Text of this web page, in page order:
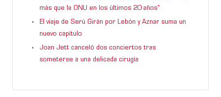
más que la ONU en los últimos 20 años”
El viaje de Serú Girán por Lebón y Aznar suma un
nuevo capítulo
Joan Jett canceló dos conciertos tras
someterse a una delicada cirugía